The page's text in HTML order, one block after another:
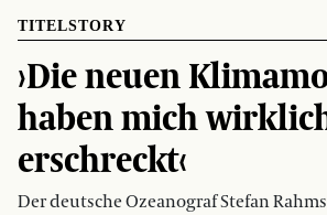
TITELSTORY
›Die neuen
haben mich
erschreckt‹
Der deutsche Ozeanograf Stefan